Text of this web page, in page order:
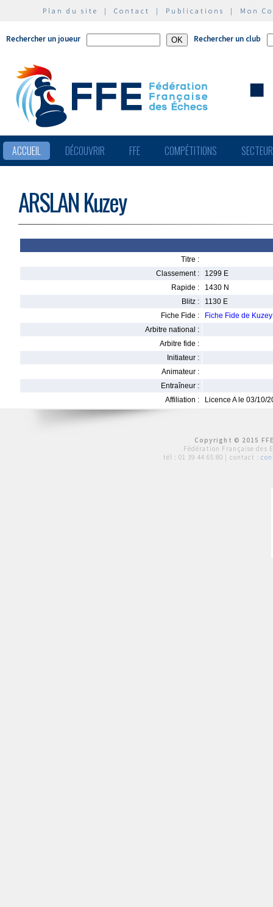
Plan du site | Contact | Publications | Mon
Rechercher un joueur Rechercher un club
ACCUEIL DÉCOUVRIR FFE COMPÉTITIONS
ARSLAN Kuzey
Titre :
Classement :
1299 E
Rapide :
1430 N
Blitz :
1130 E
Fiche Fide :
Fiche Fide de
Arbitre national :
Arbitre fide :
Initiateur :
Animateur :
Entraîneur :
Affiliation :
Licence A le 03/10/
Copyright © 2015
Fédération Française des
tél : 01 39 44 65 80 | contact :